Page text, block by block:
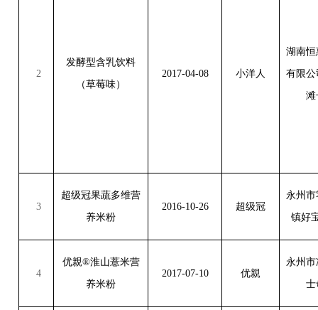
2
发酵型含乳饮料
（草莓味）
2017-04-08 小洋人
湖南恒
有限公
滩
3
超级冠果蔬多维营
养米粉
2016-10-26 超级冠
永州
镇好
4
优親®淮山薏米营
养米粉
2017-07-10 优親
永州
士